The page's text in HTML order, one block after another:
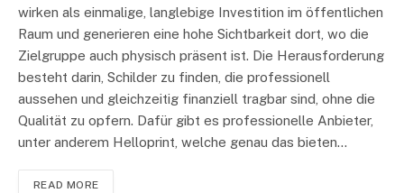
wirken als einmalige, langlebige Investition im öffentlichen
Raum und generieren eine hohe Sichtbarkeit dort, wo die
Zielgruppe auch physisch präsent ist. Die Herausforderung
besteht darin, Schilder zu finden, die professionell
aussehen und gleichzeitig finanziell tragbar sind, ohne die
Qualität zu opfern. Dafür gibt es professionelle Anbieter,
unter anderem Helloprint, welche genau das bieten…
READ MORE